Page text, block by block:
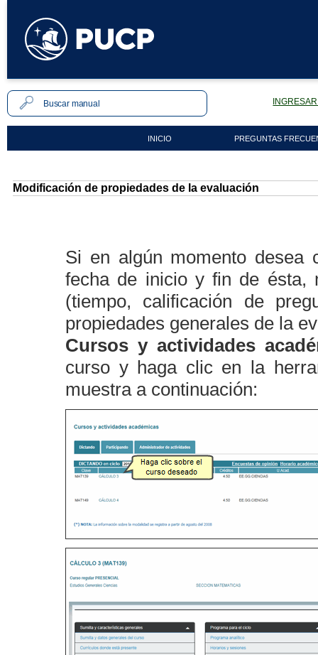
INICIO PREGUNTAS
Modificación de propiedades de la evaluación
Si en algún momento desea
fecha de inicio y fin de ésta,
(tiempo, calificación de
propiedades generales de la
Cursos y actividades
curso y haga clic en la
muestra a continuación: